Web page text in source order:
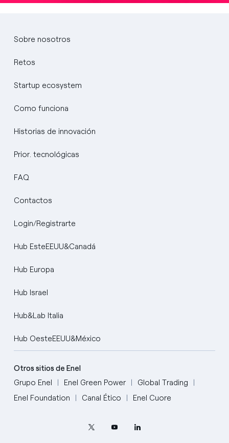
Sobre nosotros
Retos
Startup ecosystem
Como funciona
Historias de innovación
Prior. tecnológicas
FAQ
Contactos
Login/Registrarte
Hub EsteEEUU&Canadá
Hub Europa
Hub Israel
Hub&Lab Italia
Hub OesteEEUU&México
Otros sitios de Enel
Grupo Enel
Enel Green Power
Global Trading
Enel Foundation
Canal Ético Enel Cuore